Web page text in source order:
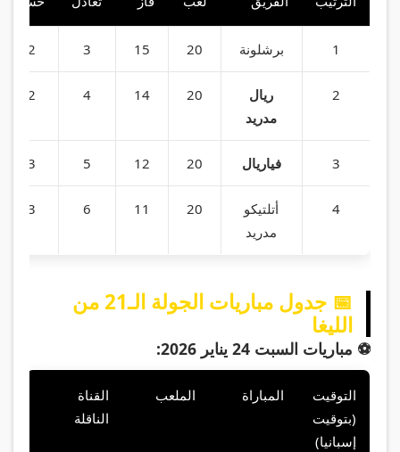
1 برشلونة 20
15
3
2
2
ريال
مدريد
20
14
4
2
3 فياريال 20
12
5
3
4
أتلتيكو
مدريد
20
11
6
3
📅 جدول مباريات الجولة الـ21 من
الليغا
⚽ مباريات السبت 24 يناير 2026:
التوقيت
(بتوقيت
إسبانيا)
المباراة الملعب
القناة
الناقلة